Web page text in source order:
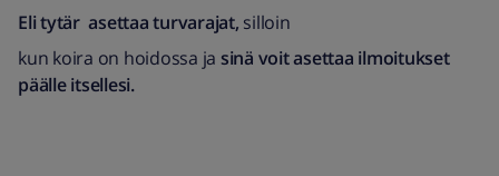
Eli tytär asettaa turvarajat, silloin
kun koira on hoidossa ja sinä voit asettaa ilmoitukset
päälle itsellesi.